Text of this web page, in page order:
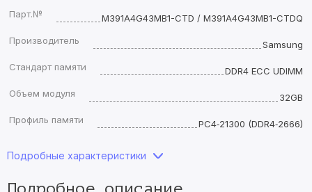
Парт.№
M391A4G43MB1-CTD / M391A4G43MB1-CTDQ
Производитель
Samsung
Стандарт памяти
DDR4 ECC UDIMM
Объем модуля
32GB
Профиль памяти
PC4‑21300 (DDR4‑2666)
Подробные характеристики